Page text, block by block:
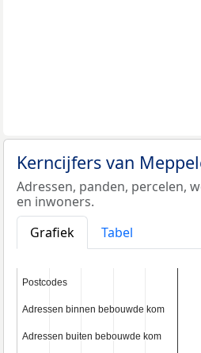
Kerncijfers van
Adressen, panden, percelen,
en inwoners.
Grafiek
Tabel
Postcodes
Postcodes
Adressen binnen bebouwde kom
Adressen binnen bebouwde kom
Adressen buiten bebouwde kom
Adressen buiten bebouwde kom